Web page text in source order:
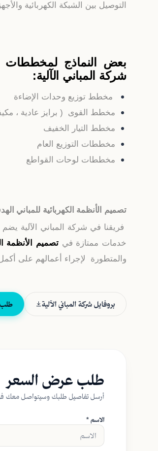
التوصيل بين الشبكة الكهربائية
بعض النماذج لمخططات
شركة المباني الآلية:
مخطط توزيع وحدات الإضاءة
مخطط القوى ( برايز عادية ،
مخطط التيار الخفيف
مخططات التوزيع العام
مخططات لوحات القواطع
تصميم الأنظمة الكهربائية للمباني
فريقنا في شركة المباني الآلية
خدمات ممتازة في تصميم الأنظمة
والمتطورة لإجراء أعمالهم على
بروفايل شركة المباني الآلية
طلب عرض السعر
أرسل تفاصيل طلبك وسيتواصل معك
الاسم *